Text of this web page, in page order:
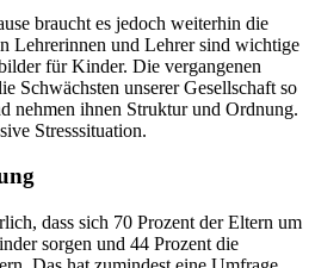
braucht es jedoch weiterhin die
Lehrerinnen und Lehrer sind wichtige
für Kinder. Die vergangenen
Schwächsten unserer Gesellschaft so
nehmen ihnen Struktur und Ordnung.
Stresssituation.
dass sich 70 Prozent der Eltern um
sorgen und 44 Prozent die